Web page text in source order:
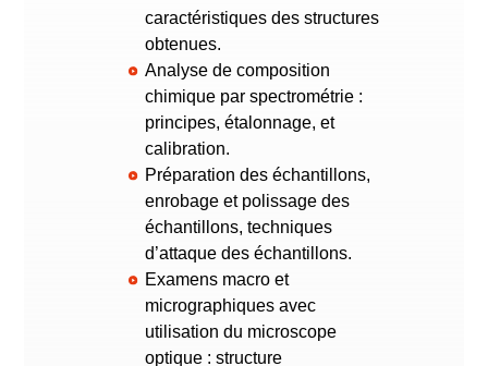
caractéristiques des structures
obtenues.
Analyse de composition
chimique par spectrométrie :
principes, étalonnage, et
calibration.
Préparation des échantillons,
enrobage et polissage des
échantillons, techniques
d’attaque des échantillons.
Examens macro et
micrographiques avec
utilisation du microscope
optique : structure